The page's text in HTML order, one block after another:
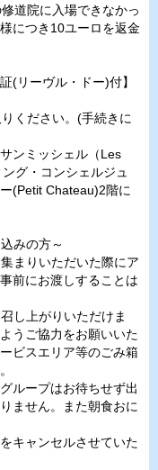
道院に入場できなかっ
につき10ユーロを返金
(リーヴル・ドー)付】
ください。(手続きに
ンミッシェル（Les
グ・コンシェルジュ
(Petit Chateau)2階に
みの方～
まりいただいた際にア
前にお渡しすることは
し上がりいただけま
うご協力をお願いいた
ビスエリア等のごみ箱
ループはお待ちせず出
ません。また朝食おに
キャンセルさせていた